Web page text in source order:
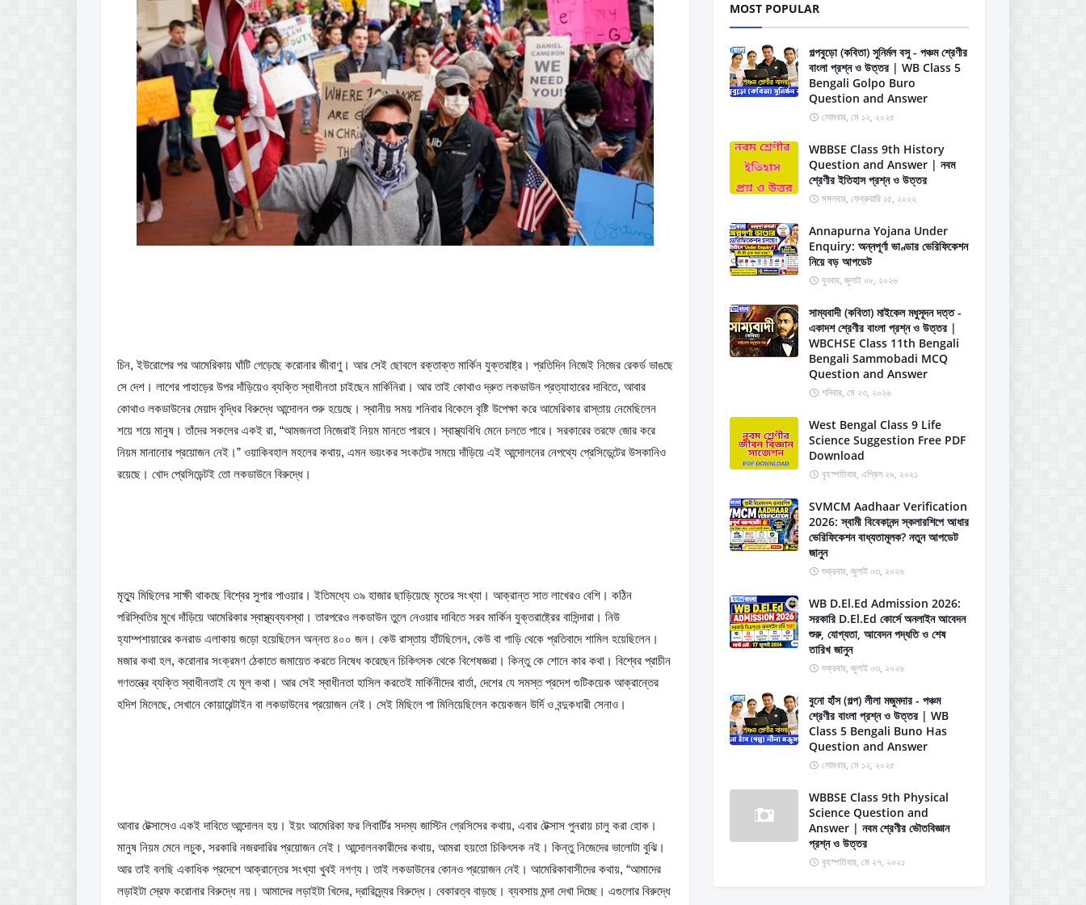
চিন, ইউরোপের পর আমেরিকায় ঘাঁটি গেড়েছে করোনার জীবাণু। আর সেই ছোবলে রক্তাক্ত মার্কিন যুক্তরাষ্ট্র। প্রতিদিন নিজেই নিজের রেকর্ড ভাঙছে
সে দেশ। লাশের পাহাড়ের উপর দাঁড়িয়েও ব্যক্তি স্বাধীনতা চাইছেন মার্কিনিরা। আর তাই কোথাও দ্রুত লকডাউন প্রত্যাহারের দাবিতে, আবার
কোথাও লকডাউনের মেয়াদ বৃদ্ধির বিরুদ্ধে আন্দোলন শুরু হয়েছে। স্থানীয় সময় শনিবার বিকেলে বৃষ্টি উপেক্ষা করে আমেরিকার রাস্তায় নেমেছিলেন
শয়ে শয়ে মানুষ। তাঁদের সকলের একই রা, “আমজনতা নিজেরাই নিয়ম মানতে পারবে। স্বাস্থ্যবিধি মেনে চলতে পারে। সরকারের তরফে জোর করে
নিয়ম মানানোর প্রয়োজন নেই।” ওয়াকিবহাল মহলের কথায়, এমন ভয়ংকর সংকটের সময়ে দাঁড়িয়ে এই আন্দোলনের নেপথ্যে প্রেসিডেন্টের উসকানিও
রয়েছে। খোদ প্রেসিডেন্টই তো লকডাউনে বিরুদ্ধে।
মৃত্যু মিছিলের সাক্ষী থাকছে বিশ্বের সুপার পাওয়ার। ইতিমধ্যে ৩৯ হাজার ছাড়িয়েছে মৃতের সংখ্যা। আক্রান্ত সাত লাখেরও বেশি। কঠিন
পরিস্থিতির মুখে দাঁড়িয়ে আমেরিকার স্বাস্থ্যব্যবস্থা। তারপরেও লকডাউন তুলে নেওয়ার দাবিতে সরব মার্কিন যুক্তরাষ্ট্রের বাসিন্দারা। নিউ
হ্যাম্পশায়ারের কনরাড এলাকায় জড়ো হয়েছিলেন অন্নত ৪০০ জন। কেউ রাস্তায় হাঁটছিলেন, কেউ বা গাড়ি থেকে প্রতিবাদে শামিল হয়েছিলেন।
মজার কথা হল, করোনার সংক্রমণ ঠেকাতে জমায়েত করতে নিষেধ করেছেন চিকিৎসক থেকে বিশেষজ্ঞরা। কিন্তু কে শোনে কার কথা। বিশ্বের প্রাচীন
গণতন্ত্রে ব্যক্তি স্বাধীনতাই যে মূল কথা। আর সেই স্বাধীনতা হাসিল করতেই মার্কিনীদের বার্তা, দেশের যে সমস্ত প্রদেশ গুটিকয়েক আক্রান্তের
হদিশ মিলেছে, সেখানে কোয়ারেন্টাইন বা লকডাউনের প্রয়োজন নেই। সেই মিছিলে পা মিলিয়েছিলেন কয়েকজন উর্দি ও বন্দুকধারী সেনাও।
আবার টেক্সাসেও একই দাবিতে আন্দোলন হয়। ইয়ং আমেরিকা ফর লিবার্টির সদস্য জাস্টিন গ্রেসিসের কথায়, এবার টেক্সাস পুনরায় চালু করা হোক।
মানুষ নিয়ম মেনে লচুক, সরকারি নজরদারির প্রয়োজন নেই। আন্দোলনকারীদের কথায়, আমরা হয়তো চিকিৎসক নই। কিন্তু নিজেদের ভালোটা বুঝি।
আর তাই বলছি একাধিক প্রদেশে আক্রান্তের সংখ্যা খুবই নগণ্য। তাই লকডাউনের কোনও প্রয়োজন নেই। আমেরিকাবাসীদের কথায়, “আমাদের
লড়াইটা স্রেফ করোনার বিরুদ্ধে নয়। আমাদের লড়াইটা খিদের, দ্রারিদ্র্যের বিরুদ্ধে। বেকারত্ব বাড়ছে। ব্যবসায় মন্দা দেখা দিচ্ছে। এগুলোর বিরুদ্ধে
MOST POPULAR
গল্পবুড়ো (কবিতা) সুনির্মল বসু - পঞ্চম শ্রেণীর
বাংলা প্রশ্ন ও উত্তর | WB Class 5
Bengali Golpo Buro
Question and Answer
সোমবার, মে ১২, ২০২৫
WBBSE Class 9th History
Question and Answer | নবম
শ্রেণীর ইতিহাস প্রশ্ন ও উত্তর
মঙ্গলবার, ফেব্রুয়ারি ১৫, ২০২২
Annapurna Yojana Under
Enquiry: অন্নপূর্ণা ভাণ্ডার ভেরিফিকেশন
নিয়ে বড় আপডেট
বুধবার, জুলাই ০৮, ২০২৬
সাম্যবাদী (কবিতা) মাইকেল মধুসূদন দত্ত -
একাদশ শ্রেণীর বাংলা প্রশ্ন ও উত্তর |
WBCHSE Class 11th Bengali
Bengali Sammobadi MCQ
Question and Answer
শনিবার, মে ২৩, ২০২৬
West Bengal Class 9 Life
Science Suggestion Free PDF
Download
বৃহস্পতিবার, এপ্রিল ২৯, ২০২১
SVMCM Aadhaar Verification
2026: স্বামী বিবেকানন্দ স্কলারশিপে আধার
ভেরিফিকেশন বাধ্যতামূলক? নতুন আপডেট
জানুন
শুক্রবার, জুলাই ০৩, ২০২৬
WB D.El.Ed Admission 2026:
সরকারি D.El.Ed কোর্সে অনলাইন আবেদন
শুরু, যোগ্যতা, আবেদন পদ্ধতি ও শেষ
তারিখ জানুন
শুক্রবার, জুলাই ০৩, ২০২৬
বুনো হাঁস (গল্প) লীলা মজুমদার - পঞ্চম
শ্রেণীর বাংলা প্রশ্ন ও উত্তর | WB
Class 5 Bengali Buno Has
Question and Answer
সোমবার, মে ১২, ২০২৫
WBBSE Class 9th Physical
Science Question and
Answer | নবম শ্রেণীর ভৌতবিজ্ঞান
প্রশ্ন ও উত্তর
বৃহস্পতিবার, মে ২৭, ২০২১